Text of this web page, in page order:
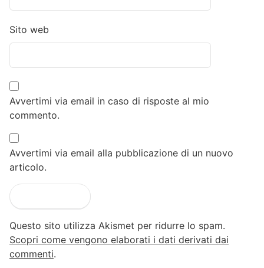
Sito web
Avvertimi via email in caso di risposte al mio
commento.
Avvertimi via email alla pubblicazione di un nuovo
articolo.
Questo sito utilizza Akismet per ridurre lo spam.
Scopri come vengono elaborati i dati derivati dai
commenti.